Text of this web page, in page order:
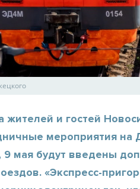
жителей и гостей
мероприятия
9 мая будут введены
«Экспресс-